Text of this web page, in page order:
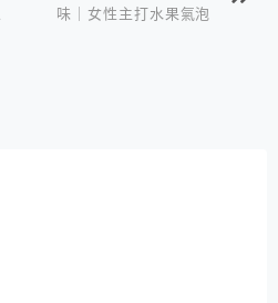
味｜女性主打水果氣泡